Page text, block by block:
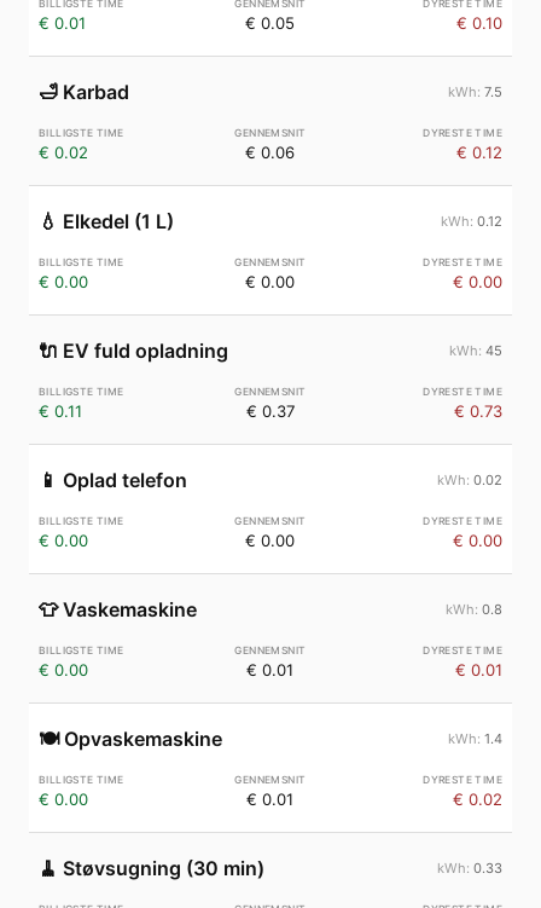
€ 0.01 € 0.05 € 0.10
🛁 Karbad 7.5
€ 0.02 € 0.06 € 0.12
💧 Elkedel (1 L) 0.12
€ 0.00 € 0.00 € 0.00
🔌 EV fuld opladning 45
€ 0.11 € 0.37 € 0.73
📱 Oplad telefon 0.02
€ 0.00 € 0.00 € 0.00
👕 Vaskemaskine 0.8
€ 0.00 € 0.01 € 0.01
🍽️ Opvaskemaskine 1.4
€ 0.00 € 0.01 € 0.02
🧹 Støvsugning (30 min) 0.33